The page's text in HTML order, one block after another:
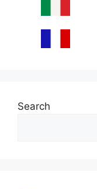
Search